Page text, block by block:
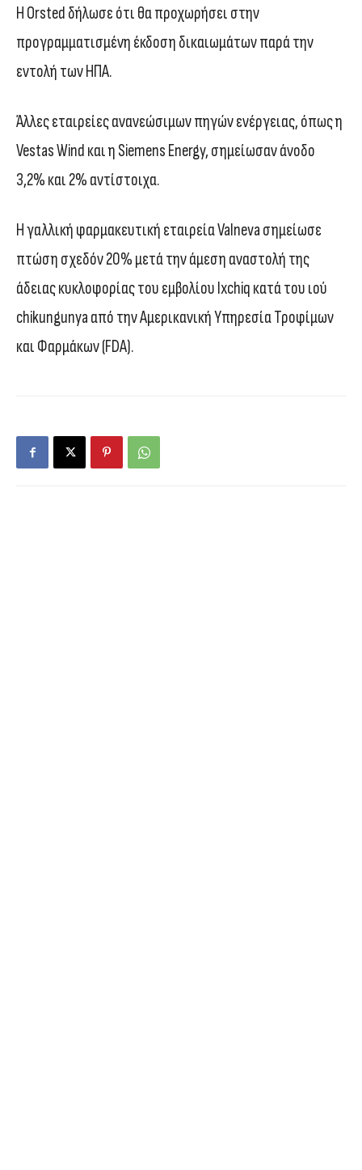
Η Orsted δήλωσε ότι θα προχωρήσει στην
προγραμματισμένη έκδοση δικαιωμάτων παρά την
εντολή των ΗΠΑ.
Άλλες εταιρείες ανανεώσιμων πηγών ενέργειας, όπως η
Vestas Wind και η Siemens Energy, σημείωσαν άνοδο
3,2% και 2% αντίστοιχα.
Η γαλλική φαρμακευτική εταιρεία Valneva σημείωσε
πτώση σχεδόν 20% μετά την άμεση αναστολή της
άδειας κυκλοφορίας του εμβολίου Ixchiq κατά του ιού
chikungunya από την Αμερικανική Υπηρεσία Τροφίμων
και Φαρμάκων (FDA).